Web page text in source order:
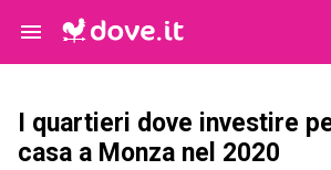
I quartieri dove investire
casa a Monza nel 2020